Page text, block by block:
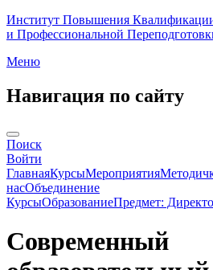
Институт Повышения
и Профессиональной
Меню
Навигация по сайту
Поиск
Войти
ГлавнаяКурсыМероприятия
насОбъединение
КурсыОбразованиеПредмет:
Современный